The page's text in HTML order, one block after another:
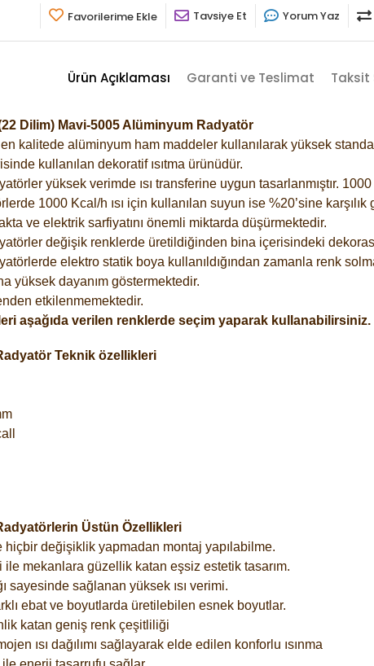
Favorilerime Ekle Tavsiye Et Yorum Yaz
Ürün Açıklaması Garanti ve Teslimat Taksit
Dilim) Mavi-5005 Alüminyum Radyatör
kalitede alüminyum ham maddeler kullanılarak yüksek
kullanılan dekoratif ısıtma ürünüdür.
yüksek verimde ısı transferine uygun tasarlanmıştır.
1000 Kcal/h ısı için kullanılan suyun ise %20’sine
ve elektrik sarfiyatını önemli miktarda düşürmektedir.
değişik renklerde üretildiğinden bina içerisindeki
elektro statik boya kullanıldığından zamanla renk
yüksek dayanım göstermektedir.
etkilenmemektedir.
aşağıda verilen renklerde seçim yaparak kullanabilirsiniz.
Teknik özellikleri
Üstün Özellikleri
değişiklik yapmadan montaj yapılabilme.
mekanlara güzellik katan eşsiz estetik tasarım.
sayesinde sağlanan yüksek ısı verimi.
ebat ve boyutlarda üretilebilen esnek boyutlar.
katan geniş renk çeşitliliği
ısı dağılımı sağlayarak elde edilen konforlu ısınma